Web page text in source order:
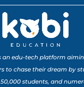
an edu-tech platform
to chase their dream by
students, and